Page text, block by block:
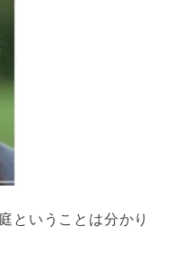
ということは分かり